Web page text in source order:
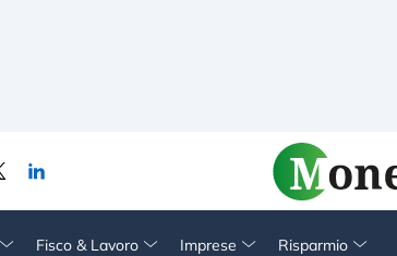
Fisco & Lavoro Imprese Risparmio